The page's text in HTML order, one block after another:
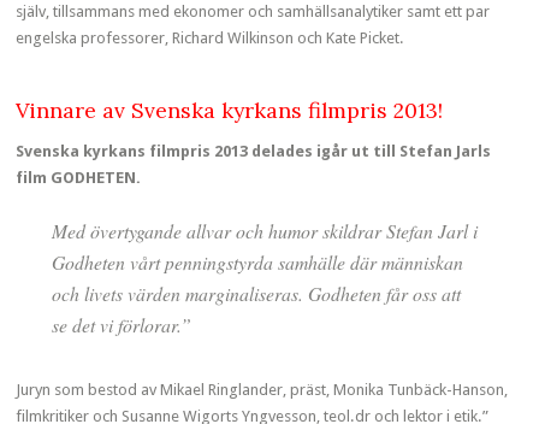
själv, tillsammans med ekonomer och samhällsanalytiker samt ett par
engelska professorer, Richard Wilkinson och Kate Picket.
Vinnare av Svenska kyrkans filmpris 2013!
Svenska kyrkans filmpris 2013 delades igår ut till Stefan Jarls
film GODHETEN.
Med övertygande allvar och humor skildrar Stefan Jarl i
Godheten vårt penningstyrda samhälle där människan
och livets värden marginaliseras. Godheten får oss att
se det vi förlorar.”
Juryn som bestod av Mikael Ringlander, präst, Monika Tunbäck-Hanson,
filmkritiker och Susanne Wigorts Yngvesson, teol.dr och lektor i etik.”